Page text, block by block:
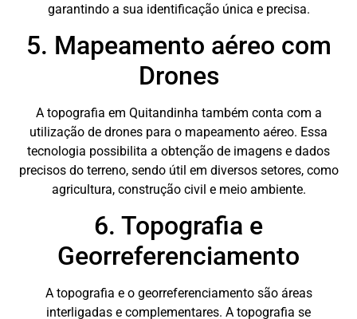
garantindo a sua identificação única e precisa.
5. Mapeamento aéreo com
Drones
A topografia em Quitandinha também conta com a
utilização de drones para o mapeamento aéreo. Essa
tecnologia possibilita a obtenção de imagens e dados
precisos do terreno, sendo útil em diversos setores, como
agricultura, construção civil e meio ambiente.
6. Topografia e
Georreferenciamento
A topografia e o georreferenciamento são áreas
interligadas e complementares. A topografia se